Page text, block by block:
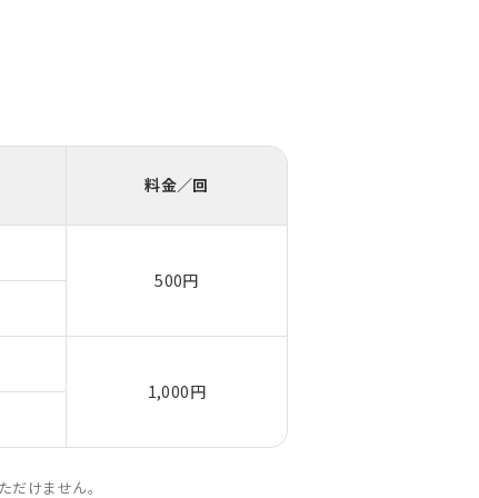
料金／回
500円
1,000円
けません。